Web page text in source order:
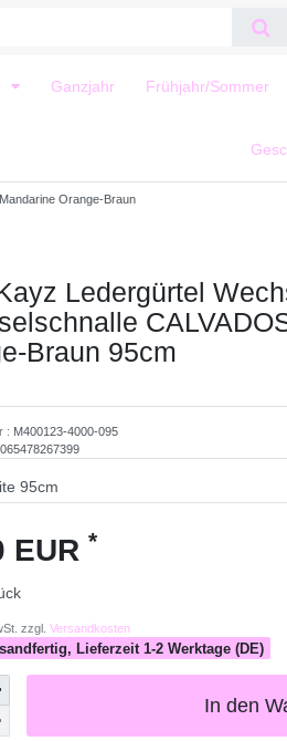
Ganzjahr Frühjahr/Sommer
Orange-Braun
Ledergürtel
Braun 95cm
: M400123-4000-095
EUR *
zzgl. Versandkosten
Lieferzeit 1-2 Werktage (DE)
In den